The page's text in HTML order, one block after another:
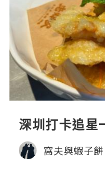
深圳打卡追
窩夫與蝦子餅